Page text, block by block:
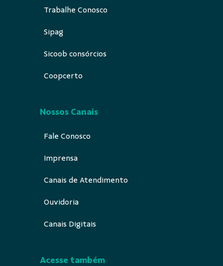
Trabalhe Conosco
Sipag
Sicoob consórcios
Coopcerto
Nossos Canais
Fale Conosco
Imprensa
Canais de Atendimento
Ouvidoria
Canais Digitais
Acesse também